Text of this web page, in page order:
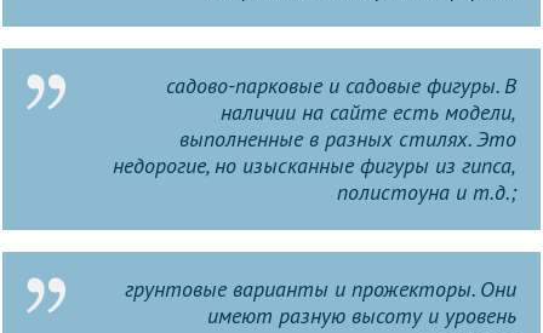
садово-парковые и садовые фигуры. В
наличии на сайте есть модели,
выполненные в разных стилях. Это
недорогие, но изысканные фигуры из гипса,
полистоуна и т.д.;
грунтовые варианты и прожекторы. Они
имеют разную высоту и уровень